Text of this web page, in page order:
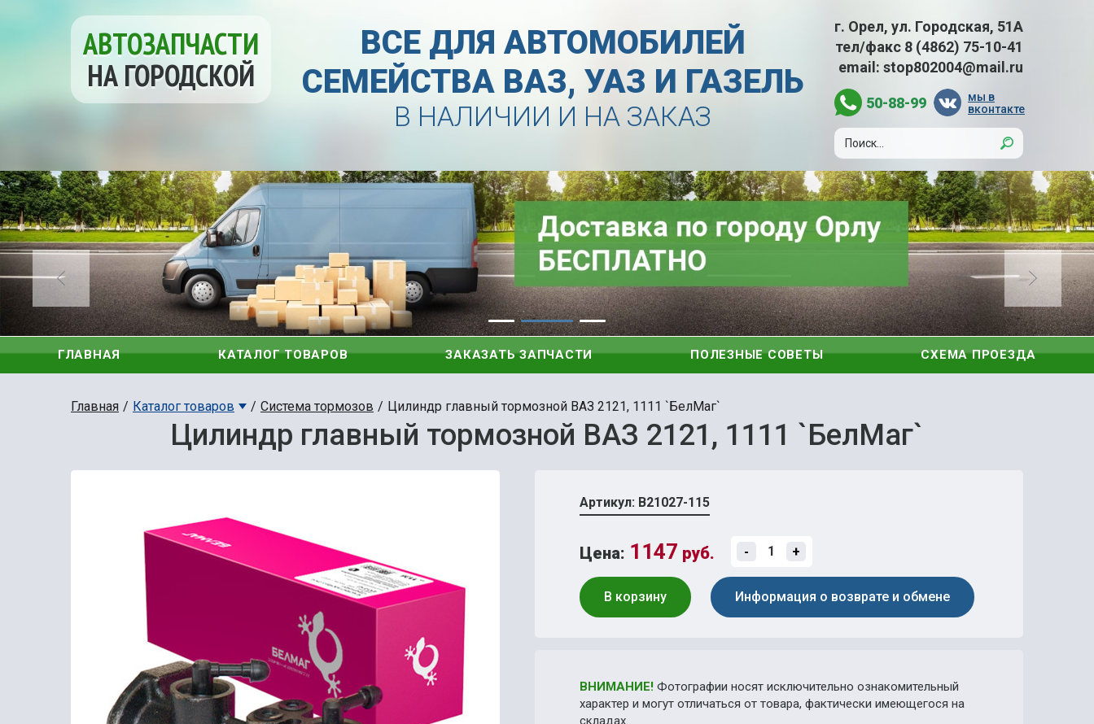
АВТОЗАПЧАСТИ
НА ГОРОДСКОЙ
ВСЕ ДЛЯ АВТОМОБИЛЕЙ
СЕМЕЙСТВА ВАЗ, УАЗ И ГАЗЕЛЬ
В НАЛИЧИИ И НА ЗАКАЗ
г. Орел, ул. Городская, 51А
тел/факс 8 (4862) 75-10-41
email: stop802004@mail.ru
50-88-99
мы в
вконтакте
ГЛАВНАЯ КАТАЛОГ ТОВАРОВ ЗАКАЗАТЬ ЗАПЧАСТИ ПОЛЕЗНЫЕ СОВЕТЫ СХЕМА ПРОЕЗДА
Главная Каталог товаров Система тормозов Цилиндр главный тормозной ВАЗ 2121, 1111 `БелМаг`
Цилиндр главный тормозной ВАЗ 2121, 1111 `БелМаг`
Артикул: В21027-115
Цена: 1147 руб. - +
В корзину Информация о возврате и обмене
ВНИМАНИЕ!Фотографии носят исключительно ознакомительный
характер и могут отличаться от товара, фактически имеющегося на
складах.